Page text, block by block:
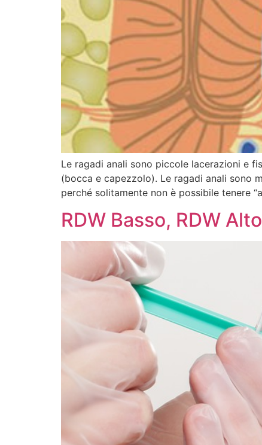
Le ragadi anali sono piccole lacerazioni e
(bocca e capezzolo). Le ragadi anali sono
perché solitamente non è possibile tenere
RDW Basso, RDW